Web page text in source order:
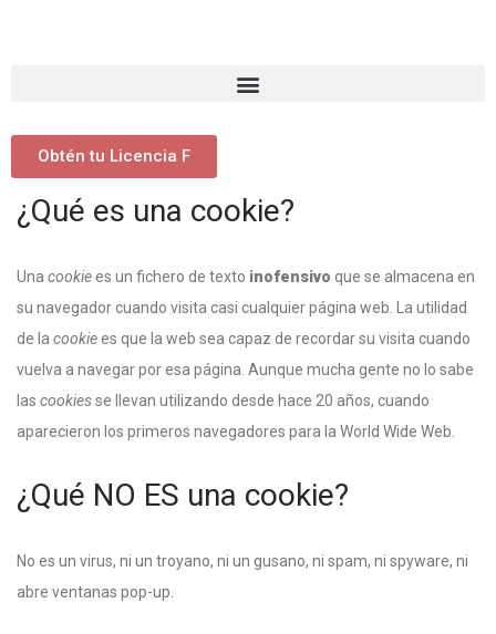
Obtén tu Licencia F
¿Qué es una cookie?
Una cookiees un fichero de texto inofensivo que se almacena en
su navegador cuando visita casi cualquier página web. La utilidad
de la cookiees que la web sea capaz de recordar su visita cuando
vuelva a navegar por esa página. Aunque mucha gente no lo sabe
las cookiesse llevan utilizando desde hace 20 años, cuando
aparecieron los primeros navegadores para la World Wide Web.
¿Qué NO ES una cookie?
No es un virus, ni un troyano, ni un gusano, ni spam, ni spyware, ni
abre ventanas pop-up.